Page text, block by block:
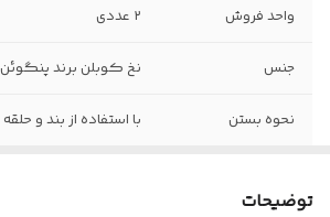
واحد فروش ۲ عددی
جنس نخ کوبلن برند پنگوئن
نحوه بستن با استفاده از بند و حلقه
توضیحات